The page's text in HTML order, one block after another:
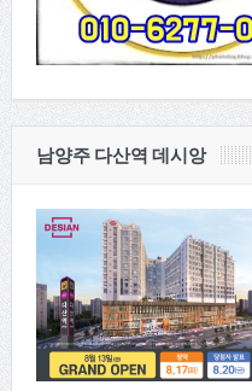
남양주 다산역 데시앙